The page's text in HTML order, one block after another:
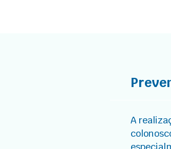
A